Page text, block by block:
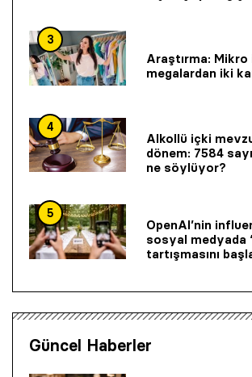
3
Araştırma: Mikro
megalardan iki
4
Alkollü içki
dönem: 7584
ne söylüyor?
5
OpenAI’nin
sosyal medyada
tartışmasını
Güncel Haberler